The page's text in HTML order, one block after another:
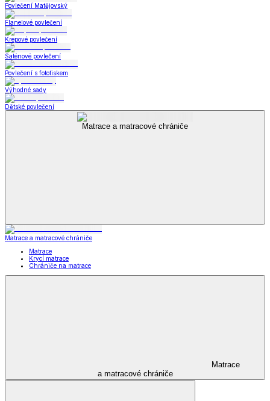
Povlečení Matějovský
Flanelové povlečení
Krepové povlečení
Saténové povlečení
Povlečení s fototiskem
Výhodné sady
Dětské povlečení
Matrace a matracové chrániče
Matrace a matracové chrániče
Matrace
Krycí matrace
Chrániče na matrace
Matrace
a matracové chrániče